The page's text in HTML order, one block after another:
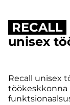
RECALL
unisex
Recall unisex
töökeskkonna